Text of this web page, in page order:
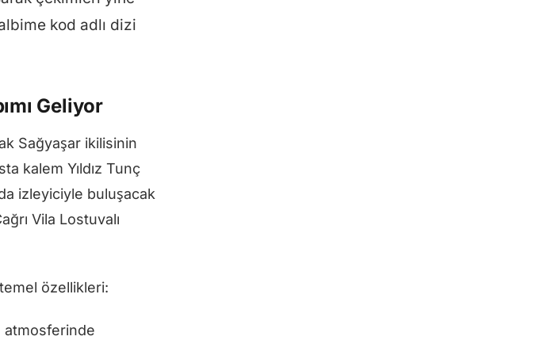
kod adlı dizi
Geliyor
Sağyaşar ikilisinin
kalem Yıldız Tunç
izleyiciyle buluşacak
Vila Lostuvalı
özellikleri:
atmosferinde